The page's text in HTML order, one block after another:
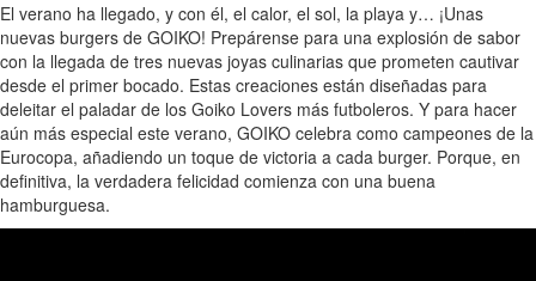
El verano ha llegado, y con él, el calor, el sol, la playa y… ¡Unas
nuevas burgers de GOIKO! Prepárense para una explosión de sabor
con la llegada de tres nuevas joyas culinarias que prometen cautivar
desde el primer bocado. Estas creaciones están diseñadas para
deleitar el paladar de los Goiko Lovers más futboleros. Y para hacer
aún más especial este verano, GOIKO celebra como campeones de la
Eurocopa, añadiendo un toque de victoria a cada burger. Porque, en
definitiva, la verdadera felicidad comienza con una buena
hamburguesa.